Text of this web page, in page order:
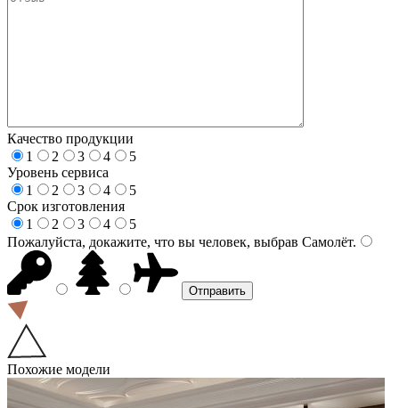
Качество продукции
1
2 3 4
5
Уровень сервиса
1
2 3 4
5
Срок изготовления
1
2 3 4
5
Пожалуйста, докажите, что вы человек, выбрав Самолёт.
Похожие модели